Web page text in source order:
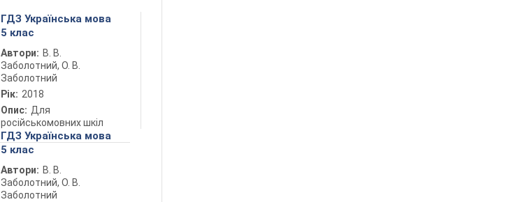
ГДЗ Українська мова
5 клас
Автори: В. В.
Заболотний, О. В.
Заболотний
Рік: 2018
Опис: Для
російськомовних шкіл
ГДЗ Українська мова
5 клас
Автори: В. В.
Заболотний, О. В.
Заболотний